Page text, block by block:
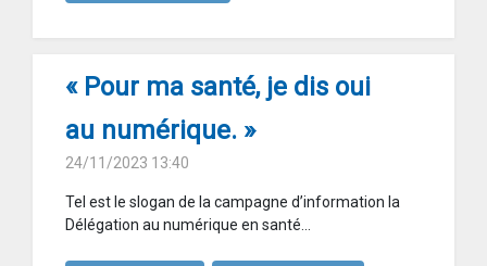
« Pour ma santé, je dis oui
au numérique. »
24/11/2023 13:40
Tel est le slogan de la campagne d’information la
Délégation au numérique en santé...